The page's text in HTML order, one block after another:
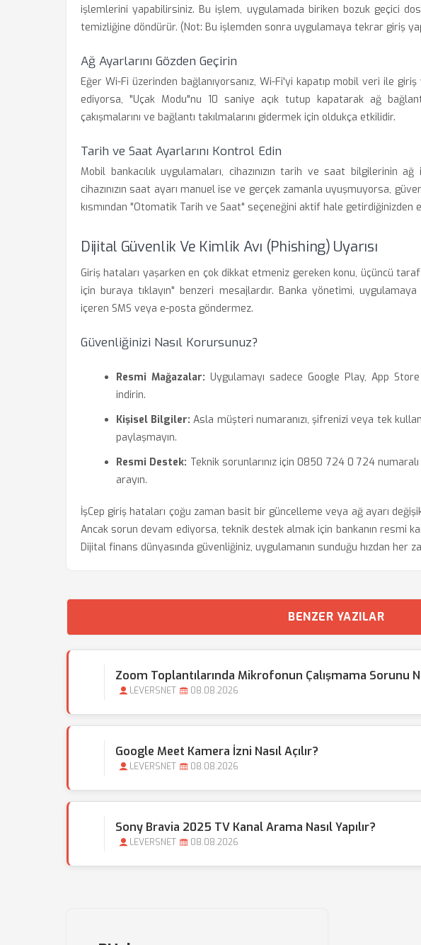
işlemlerini yapabilirsiniz. Bu işlem, uygulamada biriken bozuk geçici
temizliğine döndürür. (Not: Bu işlemden sonra uygulamaya tekrar giriş
Ağ Ayarlarını Gözden Geçirin
Eğer Wi-Fi üzerinden bağlanıyorsanız, Wi-Fi'yi kapatıp mobil veri ile
ediyorsa, "Uçak Modu"nu 10 saniye açık tutup kapatarak ağ
çakışmalarını ve bağlantı takılmalarını gidermek için oldukça etkilidir.
Tarih ve Saat Ayarlarını Kontrol Edin
Mobil bankacılık uygulamaları, cihazınızın tarih ve saat bilgilerinin
cihazınızın saat ayarı manuel ise ve gerçek zamanla uyuşmuyorsa,
kısmından "Otomatik Tarih ve Saat" seçeneğini aktif hale getirdiğinizden
Dijital Güvenlik Ve Kimlik Avı (Phishing) Uyarısı
Giriş hataları yaşarken en çok dikkat etmeniz gereken konu, üçüncü
için buraya tıklayın" benzeri mesajlardır. Banka yönetimi, uygulamaya
içeren SMS veya e-posta göndermez.
Güvenliğinizi Nasıl Korursunuz?
Resmi Mağazalar: Uygulamayı sadece Google Play, App
indirin.
Kişisel Bilgiler: Asla müşteri numaranızı, şifrenizi veya tek
paylaşmayın.
Resmi Destek: Teknik sorunlarınız için 0850 724 0 724
arayın.
İşCep giriş hataları çoğu zaman basit bir güncelleme veya ağ ayarı
Ancak sorun devam ediyorsa, teknik destek almak için bankanın resmi
Dijital finans dünyasında güvenliğiniz, uygulamanın sunduğu hızdan her
BENZER YAZILAR
Zoom Toplantılarında Mikrofonun Çalışmama Sorunu
LEVERSNET 08.08.2026
Google Meet Kamera İzni Nasıl Açılır?
LEVERSNET 08.08.2026
Sony Bravia 2025 TV Kanal Arama Nasıl Yapılır?
LEVERSNET 08.08.2026